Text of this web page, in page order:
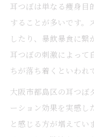
耳つぼは単なる痩身目
することが多いです。
したり、暴飲暴食に繋
耳つぼの刺激によって
ちが落ち着くといわれ
大阪市都島区の耳つぼ
ーション効果を実感し
と感じる方が増えてい